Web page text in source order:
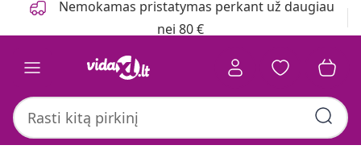
Nemokamas pristatymas perkant už daugiau
nei 80 €